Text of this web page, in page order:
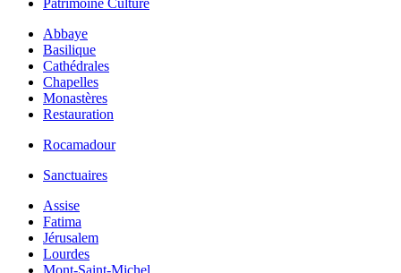
Patrimoine Culture
Abbaye
Basilique
Cathédrales
Chapelles
Monastères
Restauration
Rocamadour
Sanctuaires
Assise
Fatima
Jérusalem
Lourdes
Mont-Saint-Michel